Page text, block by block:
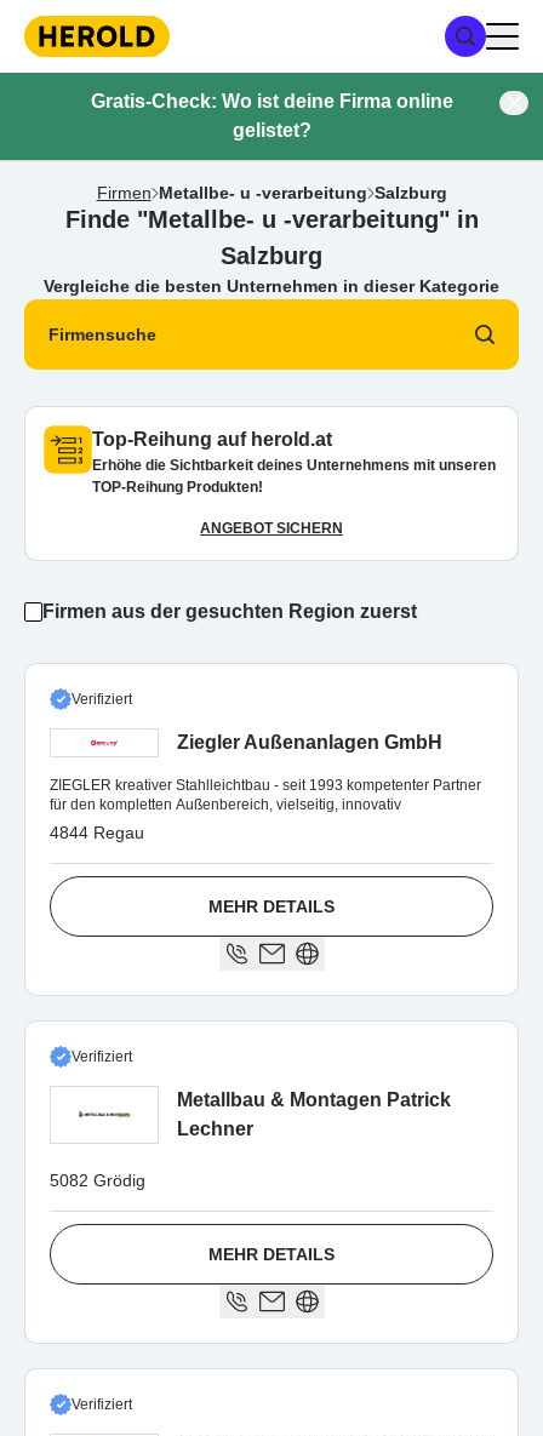
Gratis-Check: Wo ist deine Firma online
gelistet?
Firmen Metallbe- u -verarbeitung Salzburg
Finde "Metallbe- u -verarbeitung" in
Salzburg
Vergleiche die besten Unternehmen in dieser Kategorie
Firmensuche
Top-Reihung auf herold.at
Erhöhe die Sichtbarkeit deines Unternehmens mit unseren
TOP-Reihung Produkten!
ANGEBOT SICHERN
Firmen aus der gesuchten Region zuerst
Verifiziert
Ziegler Außenanlagen GmbH
ZIEGLER kreativer Stahlleichtbau - seit 1993 kompetenter Partner
für den kompletten Außenbereich, vielseitig, innovativ
4844 Regau
MEHR DETAILS
Verifiziert
Metallbau & Montagen Patrick
Lechner
5082 Grödig
MEHR DETAILS
Verifiziert